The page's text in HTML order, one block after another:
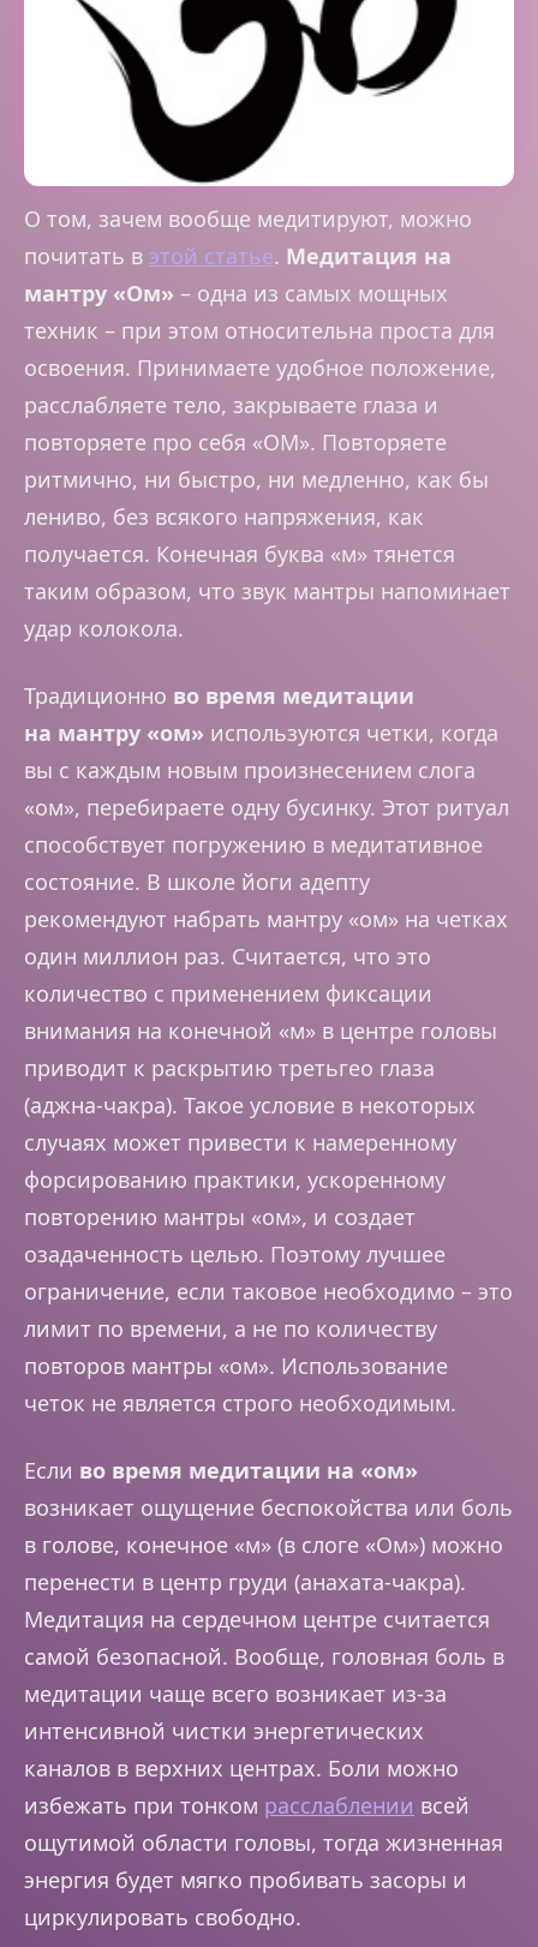
О том, зачем вообще медитируют, можно
почитать в этой статье. Медитация на
мантру «Ом» – одна из самых мощных
техник – при этом относительна проста для
освоения. Принимаете удобное положение,
расслабляете тело, закрываете глаза и
повторяете про себя «ОМ». Повторяете
ритмично, ни быстро, ни медленно, как бы
лениво, без всякого напряжения, как
получается. Конечная буква «м» тянется
таким образом, что звук мантры напоминает
удар колокола.
Традиционно во время медитации
на мантру «ом» используются четки, когда
вы с каждым новым произнесением слога
«ом», перебираете одну бусинку. Этот ритуал
способствует погружению в медитативное
состояние. В школе йоги адепту
рекомендуют набрать мантру «ом» на четках
один миллион раз. Считается, что это
количество с применением фиксации
внимания на конечной «м» в центре головы
приводит к раскрытию третьгео глаза
(аджна-чакра). Такое условие в некоторых
случаях может привести к намеренному
форсированию практики, ускоренному
повторению мантры «ом», и создает
озадаченность целью. Поэтому лучшее
ограничение, если таковое необходимо – это
лимит по времени, а не по количеству
повторов мантры «ом». Использование
четок не является строго необходимым.
Если во время медитации на «ом»
возникает ощущение беспокойства или боль
в голове, конечное «м» (в слоге «Ом») можно
перенести в центр груди (анахата-чакра).
Медитация на сердечном центре считается
самой безопасной. Вообще, головная боль в
медитации чаще всего возникает из-за
интенсивной чистки энергетических
каналов в верхних центрах. Боли можно
избежать при тонком расслаблении всей
ощутимой области головы, тогда жизненная
энергия будет мягко пробивать засоры и
циркулировать свободно.